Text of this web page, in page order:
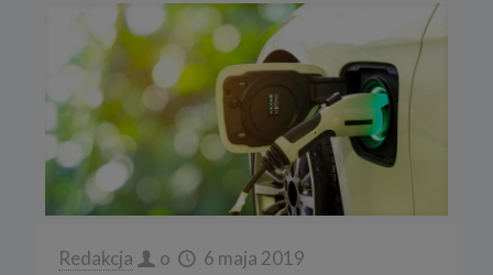
Redakcja o 6 maja 2019